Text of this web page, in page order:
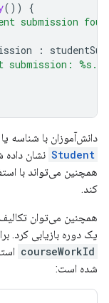
())
{
submission
:
submission:
دانش‌آموزان با شناسه
Student نشان
همچنین می‌تواند با
کند.
همچنین می‌توان
یک دوره بازیابی کرد.
courseWorkId
شده است: